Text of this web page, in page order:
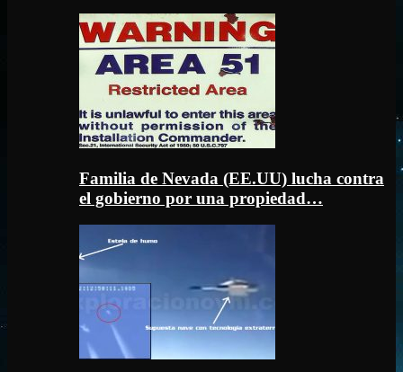
Familia de Nevada (EE.UU) lucha contra
el gobierno por una propiedad…